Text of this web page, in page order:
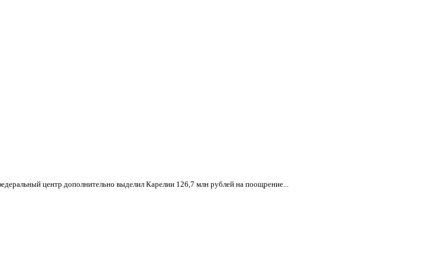
центр дополнительно выделил Карелии 126,7 млн рублей на поощрение...